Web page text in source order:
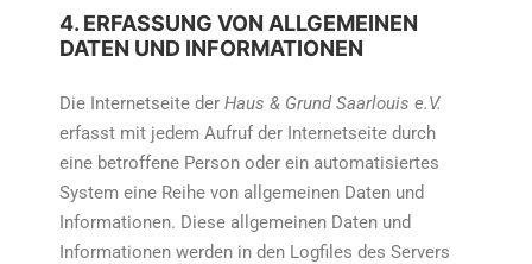
4. ERFASSUNG VON ALLGEMEINEN
DATEN UND INFORMATIONEN
Die Internetseite der Haus & Grund Saarlouis e.V.
erfasst mit jedem Aufruf der Internetseite durch
eine betroffene Person oder ein automatisiertes
System eine Reihe von allgemeinen Daten und
Informationen. Diese allgemeinen Daten und
Informationen werden in den Logfiles des Servers